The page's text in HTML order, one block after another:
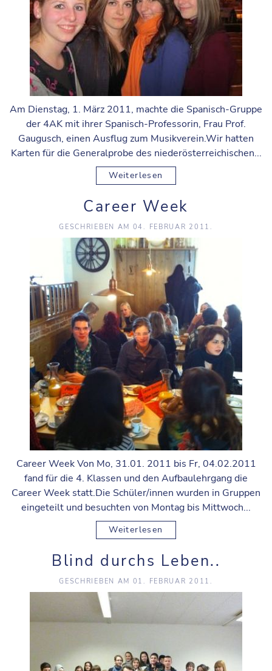
Am Dienstag, 1. März 2011, machte die Spanisch-Gruppe
der 4AK mit ihrer Spanisch-Professorin, Frau Prof.
Gaugusch, einen Ausflug zum Musikverein.Wir hatten
Karten für die Generalprobe des niederösterreichischen...
Weiterlesen
Career Week
GESCHRIEBEN AM 04. FEBRUAR 2011 .
Career Week Von Mo, 31.01. 2011 bis Fr, 04.02.2011
fand für die 4. Klassen und den Aufbaulehrgang die
Career Week statt.Die Schüler/innen wurden in Gruppen
eingeteilt und besuchten von Montag bis Mittwoch...
Weiterlesen
Blind durchs Leben..
GESCHRIEBEN AM 01. FEBRUAR 2011 .